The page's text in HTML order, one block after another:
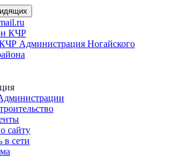
Администрация Ногайского
сайту
в сети